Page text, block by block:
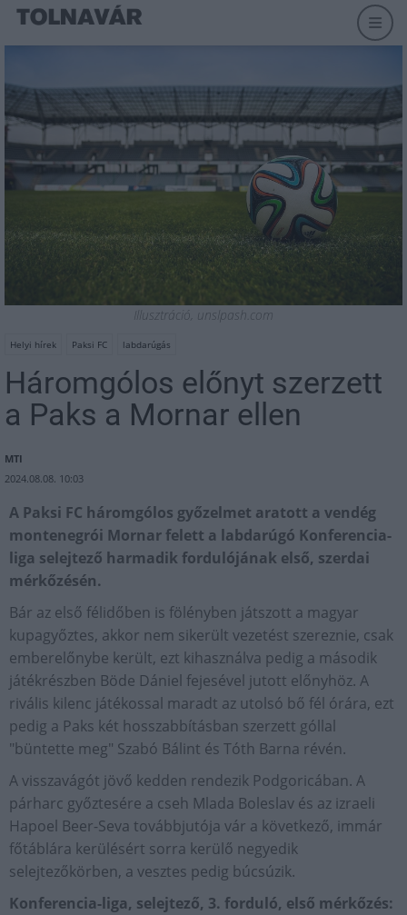
Illusztráció, unslpash.com
Helyi hírek Paksi FC labdarúgás
Háromgólos előnyt szerzett
a Paks a Mornar ellen
MTI
2024.08.08. 10:03
A Paksi FC háromgólos győzelmet aratott a vendég
montenegrói Mornar felett a labdarúgó Konferencia-
liga selejtező harmadik fordulójának első, szerdai
mérkőzésén.
Bár az első félidőben is fölényben játszott a magyar
kupagyőztes, akkor nem sikerült vezetést szereznie, csak
emberelőnybe került, ezt kihasználva pedig a második
játékrészben Böde Dániel fejesével jutott előnyhöz. A
rivális kilenc játékossal maradt az utolsó bő fél órára, ezt
pedig a Paks két hosszabbításban szerzett góllal
"büntette meg" Szabó Bálint és Tóth Barna révén.
A visszavágót jövő kedden rendezik Podgoricában. A
párharc győztesére a cseh Mlada Boleslav és az izraeli
Hapoel Beer-Seva továbbjutója vár a következő, immár
főtáblára kerülésért sorra kerülő negyedik
selejtezőkörben, a vesztes pedig búcsúzik.
Konferencia-liga, selejtező, 3. forduló, első mérkőzés: